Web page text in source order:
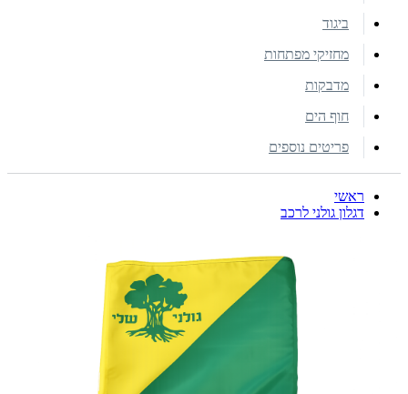
ביגוד
מחזיקי מפתחות
מדבקות
חוף הים
פריטים נוספים
ראשי
דגלון גולני לרכב